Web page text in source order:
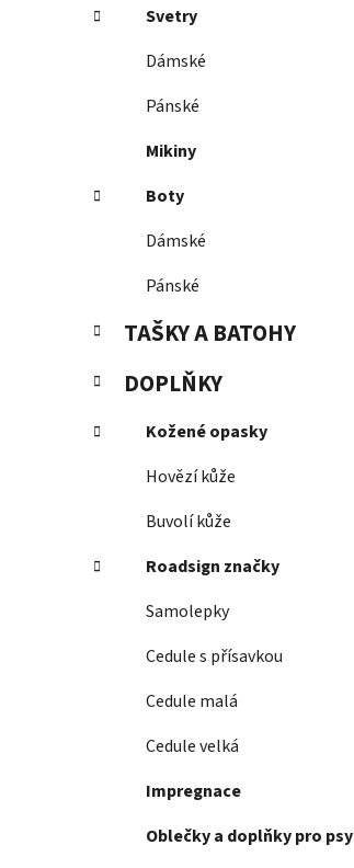
Svetry
Dámské
Pánské
Mikiny
Boty
Dámské
Pánské
TAŠKY A BATOHY
DOPLŇKY
Kožené opasky
Hovězí kůže
Buvolí kůže
Roadsign značky
Samolepky
Cedule s přísavkou
Cedule malá
Cedule velká
Impregnace
Oblečky a doplňky pro psy